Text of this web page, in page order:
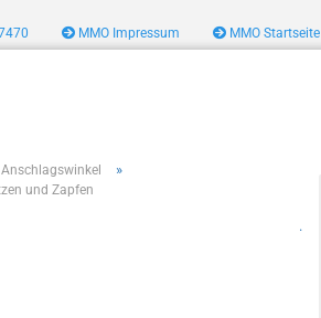
MMO Impressum MMO Startseite
»
und Zapfen
.